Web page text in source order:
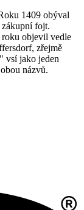
1409 obýval
fojt.
roku objevil vedle
zřejmě
vsí jako jeden
názvů.